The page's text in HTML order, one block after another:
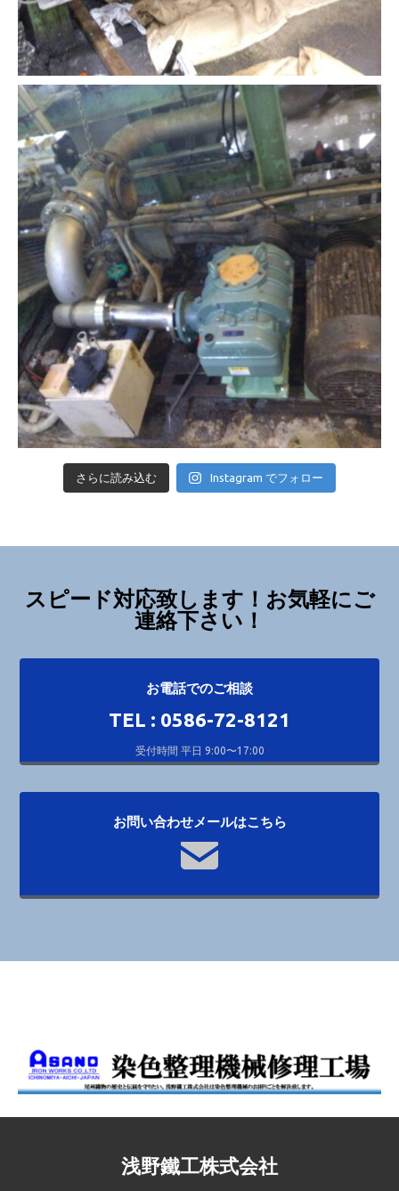
さらに読み込む Instagram でフォロー
スピード対応致します！お気軽にご
連絡下さい！
お電話でのご相談
TEL : 0586-72-8121
受付時間 平日 9:00〜17:00
お問い合わせメールはこちら
浅野鐵工株式会社